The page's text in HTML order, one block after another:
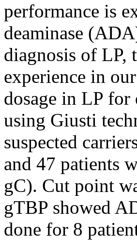
performance is
deaminase
diagnosis of LP,
experience in
dosage in LP
using Giusti
suspected
and 47 patients
gC). Cut point
gTBP showed
done for 8